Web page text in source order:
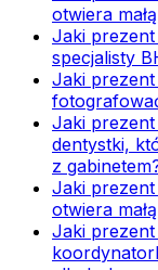
otwiera
Jaki
specjalisty
Jaki prezent
Jaki
dentystki,
z
Jaki
otwiera
Jaki